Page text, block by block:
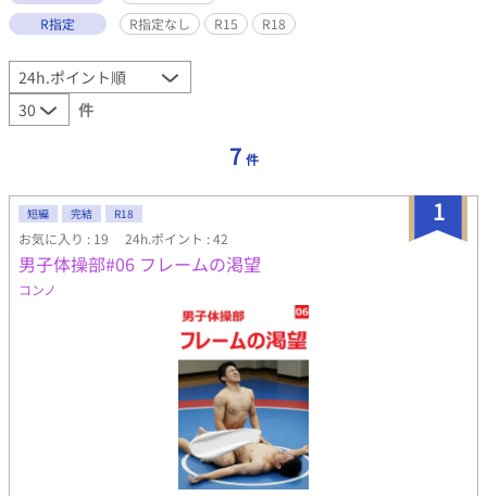
R指定
R指定なし R15 R18
件
7 件
1
短編 完結 R18
お気に入り : 19 24h.ポイント : 42
男子体操部#06 フレームの渇望
コンノ